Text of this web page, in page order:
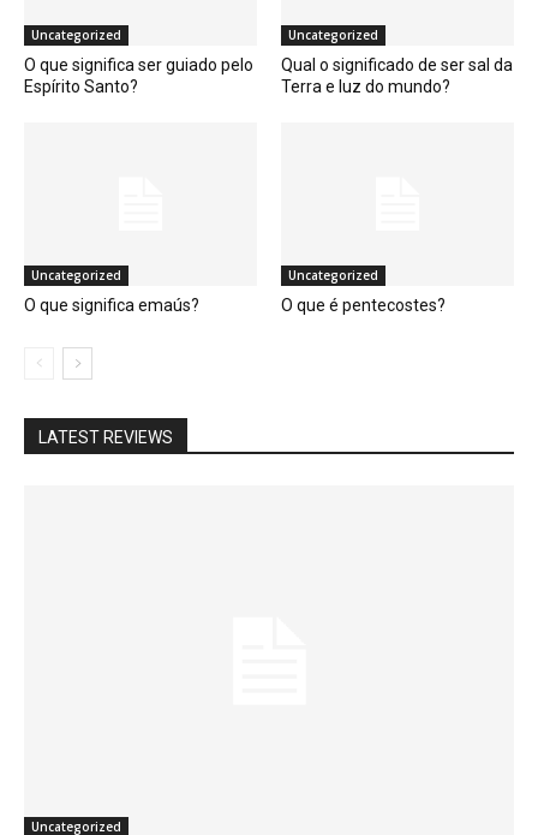
Uncategorized
O que significa ser guiado pelo
Espírito Santo?
Uncategorized
Qual o significado de ser sal da
Terra e luz do mundo?
Uncategorized
O que significa emaús?
Uncategorized
O que é pentecostes?
LATEST REVIEWS
Uncategorized